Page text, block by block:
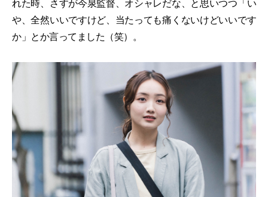
れた時、さすが今泉監督、オシャレだな、と思いつつ「い
や、全然いいですけど、当たっても痛くないけどいいです
か」とか言ってました（笑）。